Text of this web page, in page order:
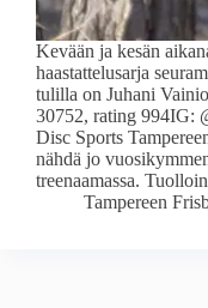
Kevään ja kesän
haastattelusarja
tulilla on Juhani
30752, rating 994IG:
Disc Sports
nähdä jo
treenaamassa.
Tampereen